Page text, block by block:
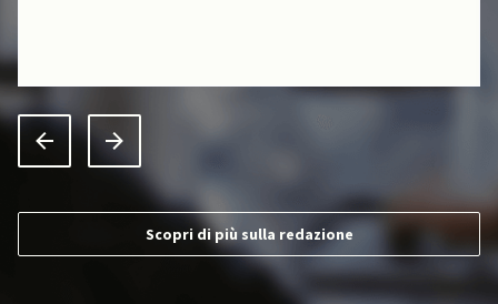
Scopri di più sulla redazione